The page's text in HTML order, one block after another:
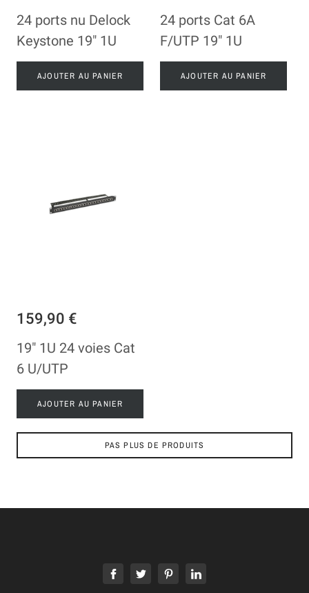
24 ports nu Delock
Keystone 19" 1U
AJOUTER AU PANIER
24 ports Cat 6A
F/UTP 19" 1U
AJOUTER AU PANIER
159,90 €
19" 1U 24 voies Cat
6 U/UTP
AJOUTER AU PANIER
PAS PLUS DE PRODUITS